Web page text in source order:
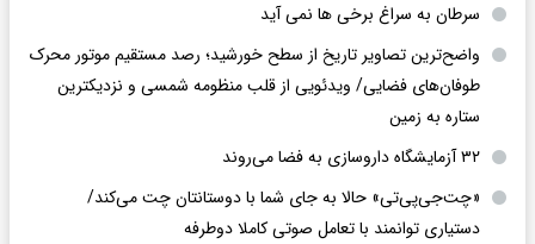
سرطان به سراغ برخی ها نمی آید
واضح‌ترین تصاویر تاریخ از سطح خورشید؛ رصد مستقیم موتور محرک
طوفان‌های فضایی/ ویدئویی از قلب منظومه شمسی و نزدیکترین
ستاره به زمین
۳۲ آزمایشگاه داروسازی به فضا می‌روند
«چت‌جی‌پی‌تی» حالا به جای شما با دوستانتان چت می‌کند/
دستیاری توانمند با تعامل صوتی کاملا دوطرفه